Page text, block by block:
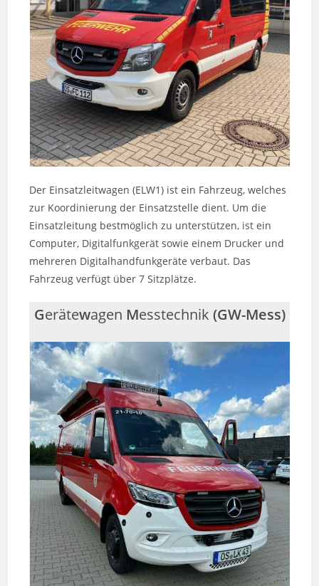
Der Einsatzleitwagen (ELW1) ist ein Fahrzeug, welches
zur Koordinierung der Einsatzstelle dient. Um die
Einsatzleitung bestmöglich zu unterstützen, ist ein
Computer, Digitalfunkgerät sowie einem Drucker und
mehreren Digitalhandfunkgeräte verbaut. Das
Fahrzeug verfügt über 7 Sitzplätze.
Gerätewagen Messtechnik (GW-Mess)